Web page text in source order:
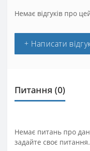
Немає відгуків про
+ Написати
Питання (0)
Немає питань про
задайте своє питання.